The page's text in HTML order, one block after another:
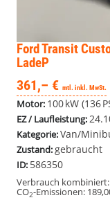
Ford Transit
LadeP
361,– € mtl. inkl. MwSt.
Motor: 100 kW (136
EZ / Laufleistung:
Kategorie:Van/
Zustand:gebraucht
ID: 586350
Verbrauch kombiniert:
CO2-Emissionen: